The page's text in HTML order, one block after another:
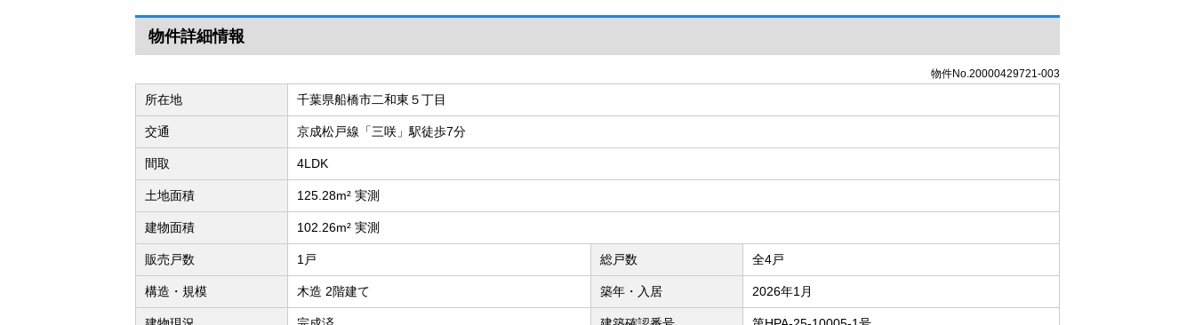
物件詳細情報
物件No.20000429721-003
所在地 千葉県船橋市二和東５丁目
交通 京成松戸線「三咲」駅徒歩7分
間取 4LDK
土地面積 125.28m² 実測
建物面積 102.26m² 実測
販売戸数 1戸 総戸数 全4戸
構造・規模 木造 2階建て 築年・入居 2026年1月